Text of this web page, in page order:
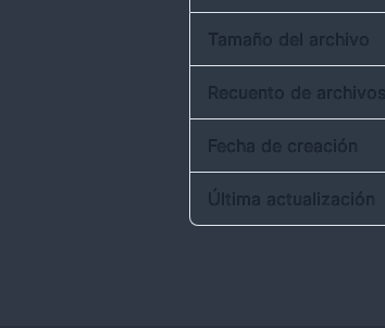
Tamaño del archivo
Recuento de archivos
Fecha de creación
Última actualización